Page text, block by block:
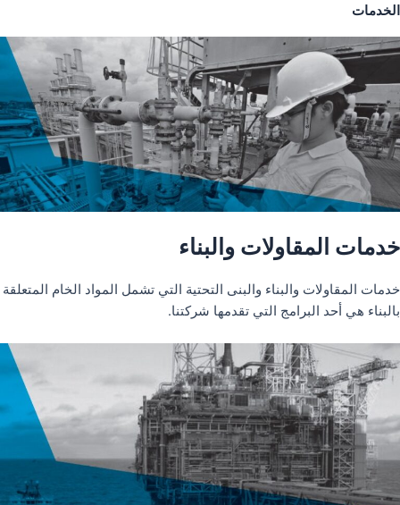
الخدمات
خدمات المقاولات والبناء
خدمات المقاولات والبناء والبنى التحتية التي تشمل المواد الخام المتعلقة
بالبناء هي أحد البرامج التي تقدمها شركتنا.